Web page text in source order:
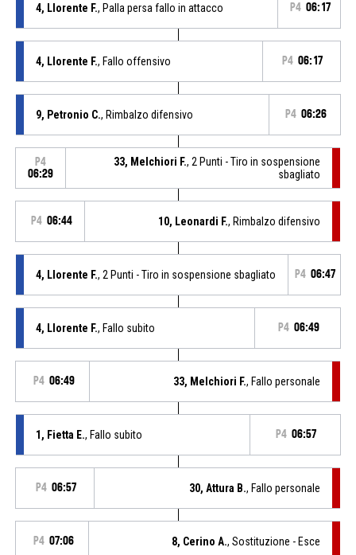
4, Llorente F., Palla persa fallo in attacco P4 06:17
4, Llorente F., Fallo offensivo P4 06:17
9, Petronio C., Rimbalzo difensivo P4 06:26
P4
06:29
33, Melchiori F., 2 Punti - Tiro in sospensione
sbagliato
P4 06:44 10, Leonardi F., Rimbalzo difensivo
4, Llorente F., 2 Punti - Tiro in sospensione sbagliato P4 06:47
4, Llorente F., Fallo subito P4 06:49
P4 06:49 33, Melchiori F., Fallo personale
1, Fietta E., Fallo subito P4 06:57
P4 06:57 30, Attura B., Fallo personale
P4 07:06 8, Cerino A., Sostituzione - Esce